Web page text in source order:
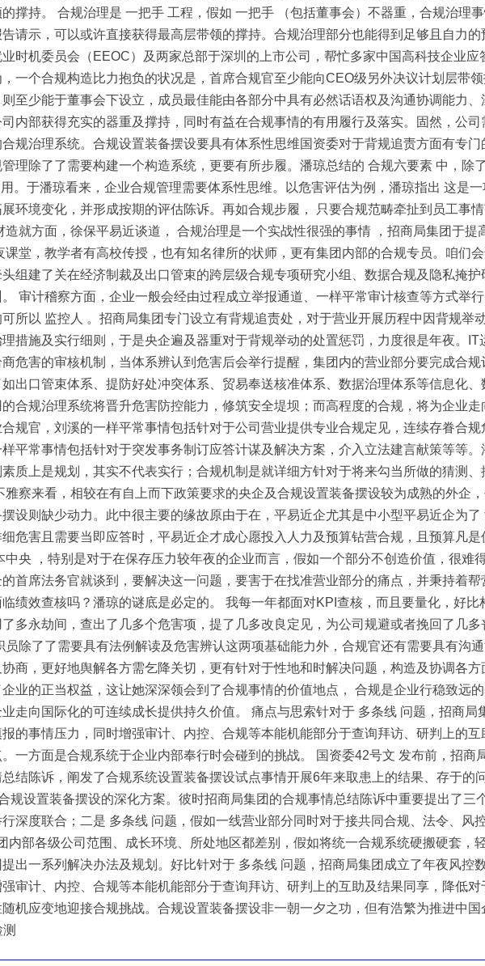
撑持。 合规治理是 一把手 工程，假如 一把手 （包括董事会）不器重，合规治理
请示，可以或许直接获得最高层带领的撑持。合规治理部分也能得到足够且自力
时机委员会（EEOC）及两家总部于深圳的上市公司，帮忙多家中国高科技企业
一个合规构造比力抱负的状况是，首席合规官至少能向CEO级另外决议计划层带
至少能于董事会下设立，成员最佳能由各部分中具有必然话语权及沟通协调能力
内部获得充实的器重及撑持，同时有益在合规事情的有用履行及落实。固然，公
规治理系统。合规设置装备摆设要具有体系性思维国资委对于背规追责方面有专
理除了了需要构建一个构造系统，更要有所步履。潘琼总结的 合规六要素 中，除
。于潘琼看来，企业合规管理需要体系性思维。以危害评估为例，潘琼指出 这是
环境变化，并形成按期的评估陈诉。再如合规步履， 只要合规范畴牵扯到员工事
就方面，徐保平易近谈道， 合规治理是一个实战性很强的事情 ，招商局集团于提
堂，教学者有高校传授，也有知名律所的状师，更有集团内部的合规专员。咱们
组建了关在经济制裁及出口管束的跨层级合规专项研究小组、数据合规及隐私掩
审计稽察方面，企业一般会经由过程成立举报通道、一样平常审计核查等方式举
所以 监控人 。招商局集团专门设立有背规追责处，对于营业开展历程中因背规举
措施及实行细则，于是央企遍及器重对于背规举动的处置惩罚，力度很是年夜。
危害的审核机制，当体系辨认到危害后会举行提醒，集团内的营业部分要完成合
出口管束体系、提防好处冲突体系、贸易奉送核准体系、数据治理体系等信息化
合规治理系统将晋升危害防控能力，修筑安全堤坝；而高程度的合规，将为企业走
规官，刘溪的一样平常事情包括针对于公司营业提供专业合规定见，连续存眷合规
平常事情包括针对于突发事务制订应答计谋及解决方案，介入立法建言献策等等
质上是规划，其实不代表实行；合规机制是就详细方针对于将来勾当所做的猜测、
察来看，相较在有自上而下政策要求的央企及合规设置装备摆设较为成熟的外企
设则缺少动力。此中很主要的缘故原由于在，平易近企尤其是中小型平易近企为
危害且需要当即应答时，平易近企才成心愿投入人力及预算钻营合规，且预算凡
央 ，特别是对于在保存压力较年夜的企业而言，假如一个部分不创造价值，很难
首席法务官就谈到，要解决这一问题，要害于在找准营业部分的痛点，并秉持着
绩效查核吗？潘琼的谜底是必定的。 我每一年都面对KPI查核，而且要量化，好
多永劫间，查出了几多个危害项，提了几多改良定见，为公司规避或者挽回了几
除了了需要具有法例解读及危害辨认这两项基础能力外，合规官还有需要具有沟
商，更好地舆解各方需乞降关切，更有针对于性地和时解决问题，构造及协调各
业的正当权益，这让她深深领会到了合规事情的价值地点， 合规是企业行稳致远
走向国际化的可连续成长提供持久价值。 痛点与思索针对于 多条线 问题，招商局
的事情压力，同时增强审计、内控、合规等本能机能部分于查询拜访、研判上的
一方面是合规系统于企业内部奉行时会碰到的挑战。 国资委42号文 发布前，招商
结陈诉，阐发了合规系统设置装备摆设试点事情开展6年来取患上的结果、存于的
规设置装备摆设的深化方案。彼时招商局集团的合规事情总结陈诉中重要提出了三
深度联合；二是 多条线 问题，假如一线营业部分同时对于接共同合规、法令、风
部各级公司范围、成长环境、所处地区都差别，假如将统一合规系统硬搬硬套，
出一系列解决办法及规划。好比针对于 多条线 问题，招商局集团成立了年夜风控
审计、内控、合规等本能机能部分于查询拜访、研判上的互助及结果同享，降低
机应变地迎接合规挑战。合规设置装备摆设非一朝一夕之功，但有浩繁为推进中